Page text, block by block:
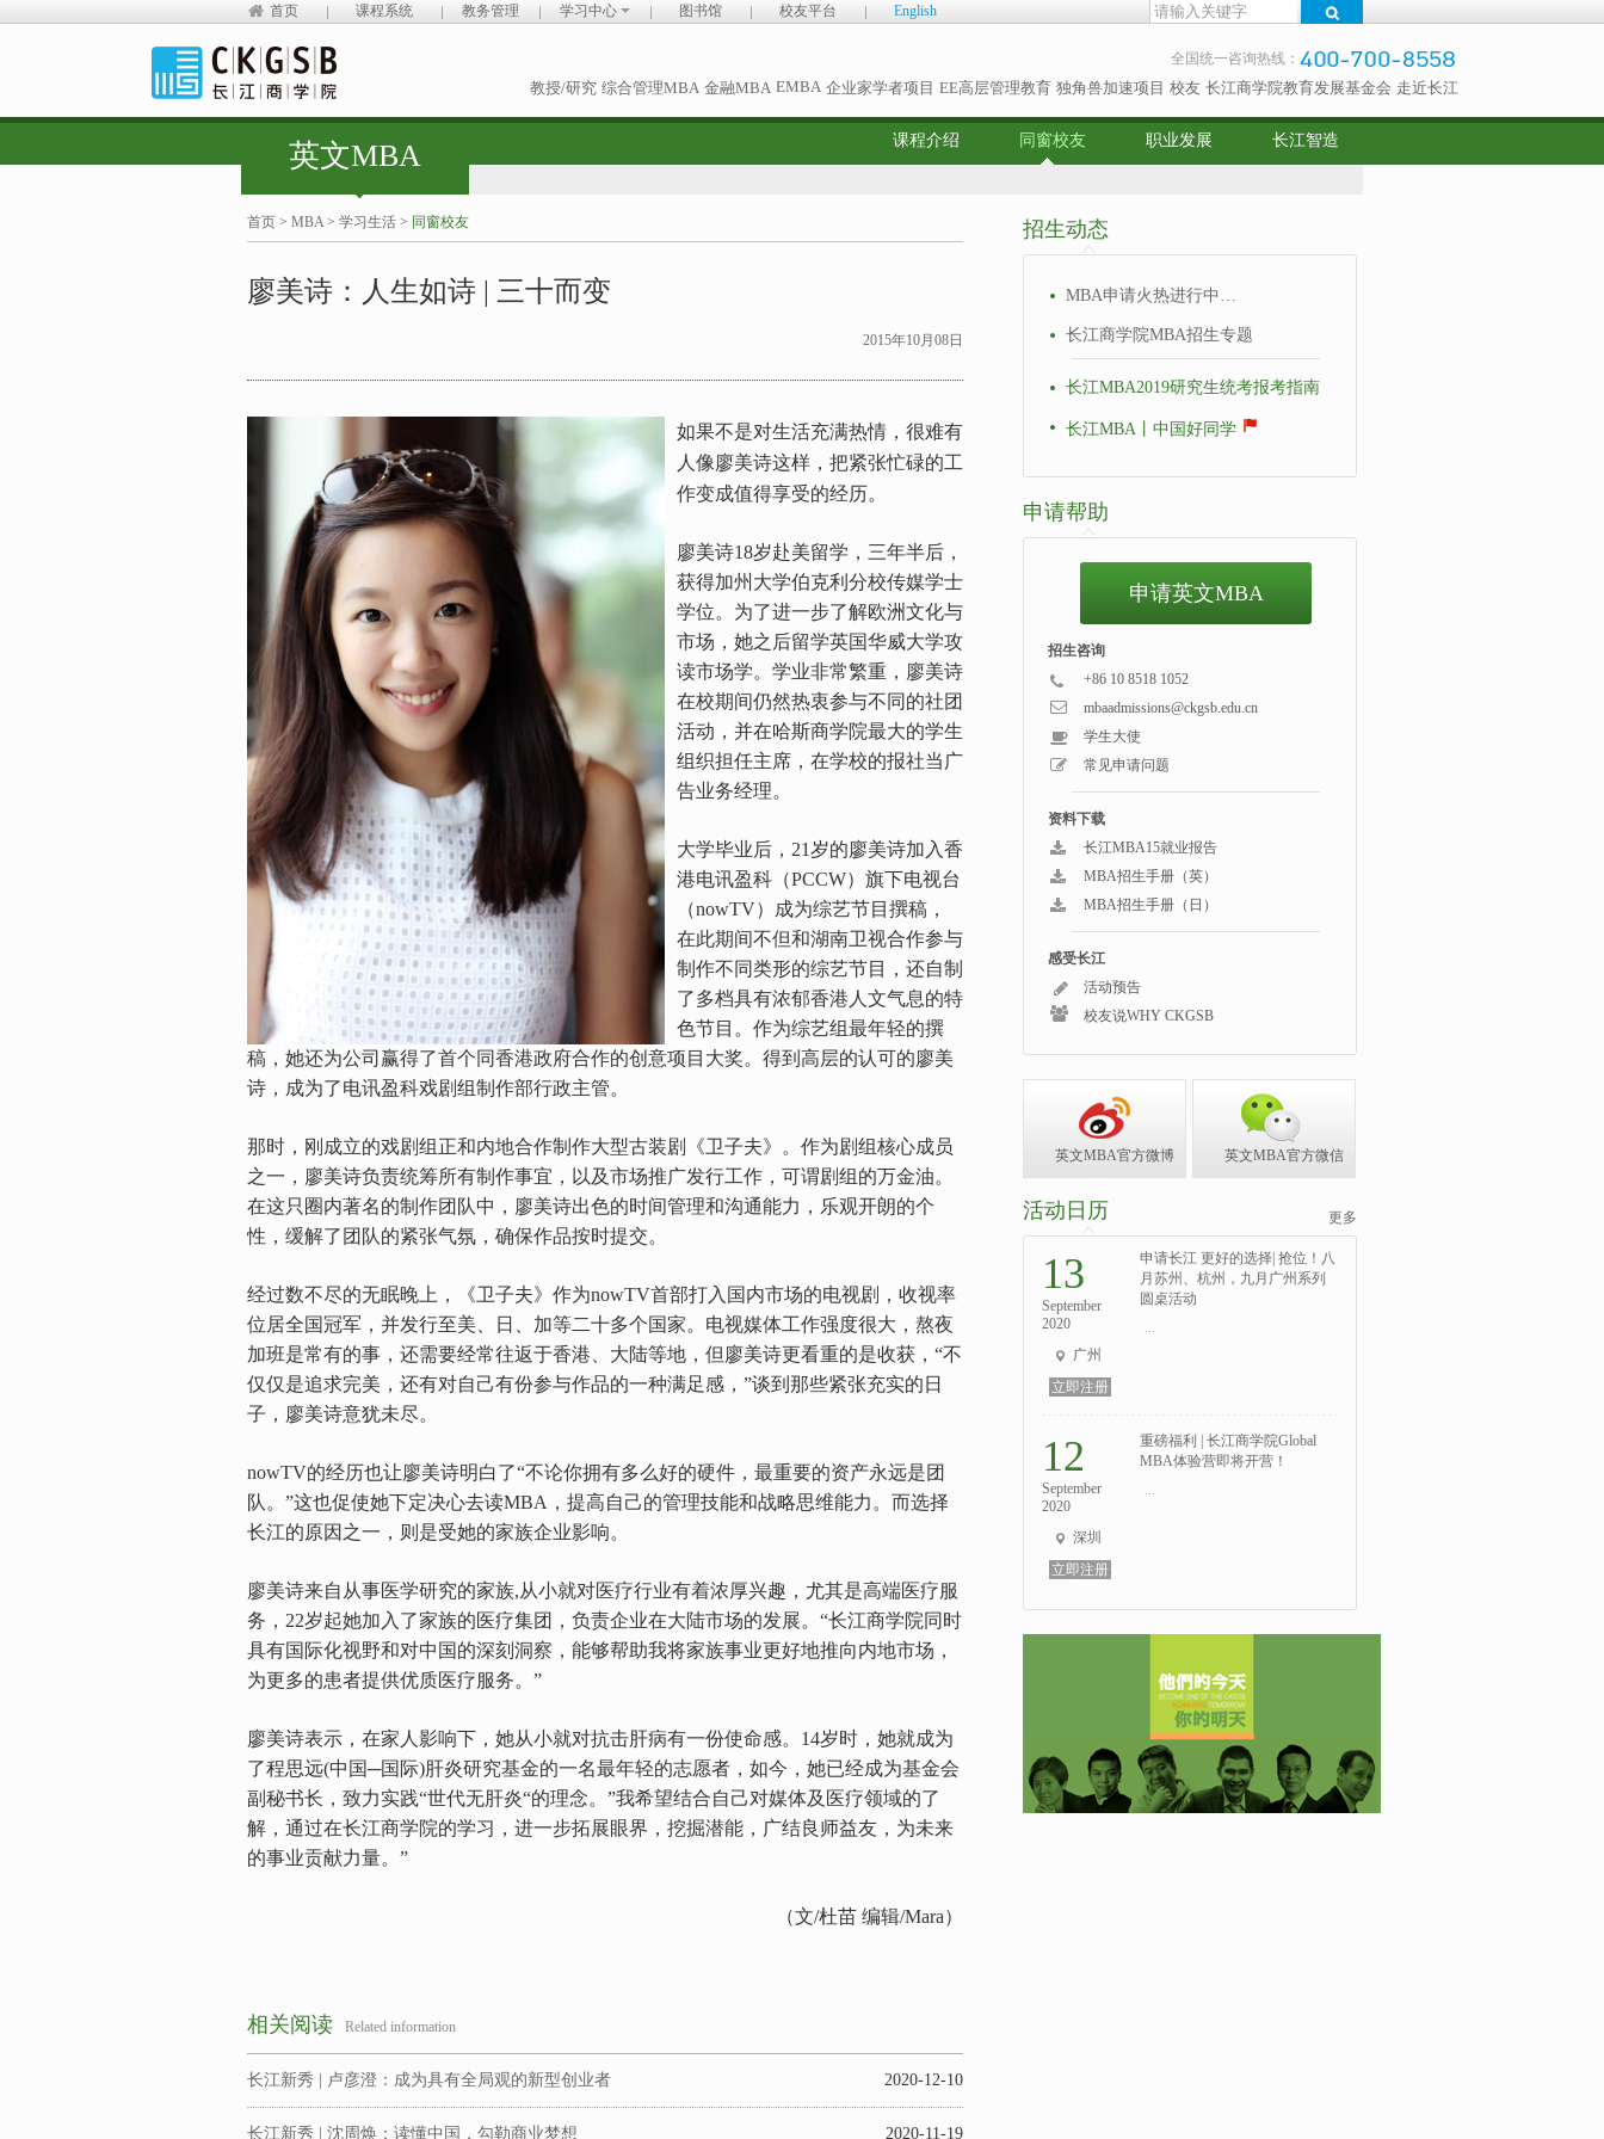
首页 课程系统 教务管理 学习中心 图书馆 校友平台 English
全国统一咨询热线：
教授/研究 综合管理MBA 金融MBA EMBA 企业家学者项目 EE高层管理教育 独角兽加速项目 校友 长江商学院教育发展基金会 走近长江
英文MBA 课程介绍 同窗校友 职业发展 长江智造
首页 > MBA> 学习生活 > 同窗校友
廖美诗：人生如诗 | 三十而变
2015年10月08日
如果不是对生活充满热情，很难有
人像廖美诗这样，把紧张忙碌的工
作变成值得享受的经历。
廖美诗18岁赴美留学，三年半后，
获得加州大学伯克利分校传媒学士
学位。为了进一步了解欧洲文化与
市场，她之后留学英国华威大学攻
读市场学。学业非常繁重，廖美诗
在校期间仍然热衷参与不同的社团
活动，并在哈斯商学院最大的学生
组织担任主席，在学校的报社当广
告业务经理。
大学毕业后，21岁的廖美诗加入香
港电讯盈科（PCCW）旗下电视台
（nowTV）成为综艺节目撰稿，
在此期间不但和湖南卫视合作参与
制作不同类形的综艺节目，还自制
了多档具有浓郁香港人文气息的特
色节目。作为综艺组最年轻的撰
稿，她还为公司赢得了首个同香港政府合作的创意项目大奖。得到高层的认可的廖美
诗，成为了电讯盈科戏剧组制作部行政主管。
那时，刚成立的戏剧组正和内地合作制作大型古装剧《卫子夫》。作为剧组核心成员
之一，廖美诗负责统筹所有制作事宜，以及市场推广发行工作，可谓剧组的万金油。
在这只圈内著名的制作团队中，廖美诗出色的时间管理和沟通能力，乐观开朗的个
性，缓解了团队的紧张气氛，确保作品按时提交。
经过数不尽的无眠晚上，《卫子夫》作为nowTV首部打入国内市场的电视剧，收视率
位居全国冠军，并发行至美、日、加等二十多个国家。电视媒体工作强度很大，熬夜
加班是常有的事，还需要经常往返于香港、大陆等地，但廖美诗更看重的是收获，“不
仅仅是追求完美，还有对自己有份参与作品的一种满足感，”谈到那些紧张充实的日
子，廖美诗意犹未尽。
nowTV的经历也让廖美诗明白了“不论你拥有多么好的硬件，最重要的资产永远是团
队。”这也促使她下定决心去读MBA，提高自己的管理技能和战略思维能力。而选择
长江的原因之一，则是受她的家族企业影响。
廖美诗来自从事医学研究的家族,从小就对医疗行业有着浓厚兴趣，尤其是高端医疗服
务，22岁起她加入了家族的医疗集团，负责企业在大陆市场的发展。“长江商学院同时
具有国际化视野和对中国的深刻洞察，能够帮助我将家族事业更好地推向内地市场，
为更多的患者提供优质医疗服务。”
廖美诗表示，在家人影响下，她从小就对抗击肝病有一份使命感。14岁时，她就成为
了程思远(中国─国际)肝炎研究基金的一名最年轻的志愿者，如今，她已经成为基金会
副秘书长，致力实践“世代无肝炎“的理念。”我希望结合自己对媒体及医疗领域的了
解，通过在长江商学院的学习，进一步拓展眼界，挖掘潜能，广结良师益友，为未来
的事业贡献力量。”
（文/杜苗 编辑/Mara）
相关阅读 Related information
长江新秀 | 卢彦澄：成为具有全局观的新型创业者 2020-12-10
长江新秀 | 沈周焕：读懂中国，勾勒商业梦想 2020-11-19
招生动态
MBA申请火热进行中…
长江商学院MBA招生专题
长江MBA2019研究生统考报考指南
长江MBA丨中国好同学
申请帮助
申请英文MBA
招生咨询
+86 10 8518 1052
mbaadmissions@ckgsb.edu.cn
学生大使
常见申请问题
资料下载
长江MBA15就业报告
MBA招生手册（英）
MBA招生手册（日）
感受长江
活动预告
校友说WHY CKGSB
英文MBA官方微博 英文MBA官方微信
活动日历 更多
13
September
2020
广州
立即注册
申请长江 更好的选择| 抢位！八
月苏州、杭州，九月广州系列
圆桌活动
...
12
September
2020
深圳
立即注册
重磅福利 | 长江商学院Global
MBA体验营即将开营！
...